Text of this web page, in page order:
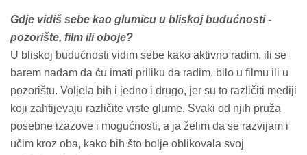
Gdje vidiš sebe kao glumicu u bliskoj budućnosti -
pozorište, film ili oboje?
U bliskoj budućnosti vidim sebe kako aktivno radim, ili se
barem nadam da ću imati priliku da radim, bilo u filmu ili u
pozorištu. Voljela bih i jedno i drugo, jer su to različiti mediji
koji zahtijevaju različite vrste glume. Svaki od njih pruža
posebne izazove i mogućnosti, a ja želim da se razvijam i
učim kroz oba, kako bih što bolje oblikovala svoj